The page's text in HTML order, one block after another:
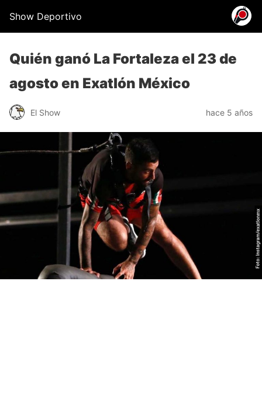
Show Deportivo
Quién ganó La Fortaleza el 23 de
agosto en Exatlón México
El Show hace 5 años